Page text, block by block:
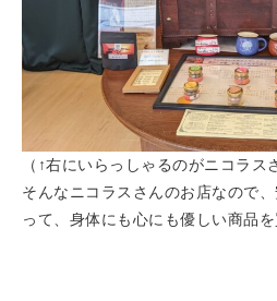
（↑右にいらっしゃるのがニコラス
そんなニコラスさんのお店なので
って、身体にも心にも優しい商品を